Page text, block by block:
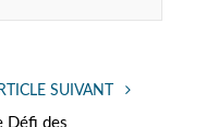
SUIVANT
Défi des